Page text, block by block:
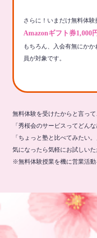
さらに！いまだけ無料体
Amazonギフト券1,000
もちろん、入会有無にか
員が対象です。
無料体験を受けたからと言っ
「秀桜会のサービスってどん
「ちょっと塾と比べてみたい。
気になったら気軽にお試しいた
※無料体験授業を機に営業活動